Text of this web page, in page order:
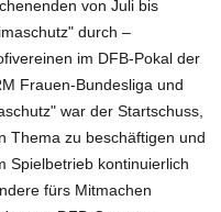
von Juli bis
durch –
im DFB-Pokal der
Frauen-Bundesliga und
war der Startschuss,
Thema zu beschäftigen und
Spielbetrieb kontinuierlich
fürs Mitmachen